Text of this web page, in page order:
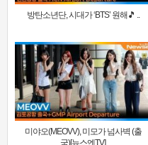
방탄소년단, 시대가 ‘BTS’ 원해🎵 ..
미야오(MEOVV), 미모가 넘사벽 (출
국)[뉴스엔TV]